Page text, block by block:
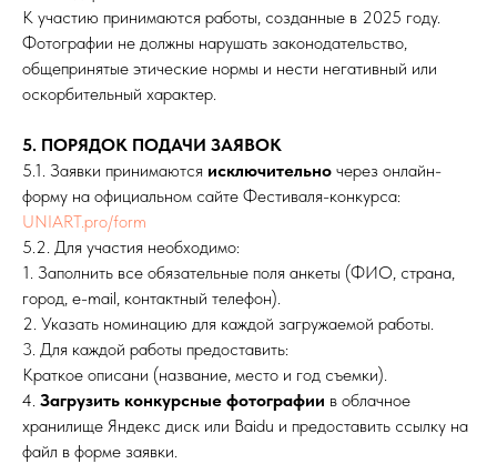
К участию принимаются работы, созданные в 2025 году.
Фотографии не должны нарушать законодательство,
общепринятые этические нормы и нести негативный или
оскорбительный характер.
5. ПОРЯДОК ПОДАЧИ ЗАЯВОК
5.1. Заявки принимаются исключительно через онлайн-
форму на официальном сайте Фестиваля-конкурса:
UNIART.pro/form
5.2. Для участия необходимо:
1. Заполнить все обязательные поля анкеты (ФИО, страна,
город, e-mail, контактный телефон).
2. Указать номинацию для каждой загружаемой работы.
3. Для каждой работы предоставить:
Краткое описани (название, место и год съемки).
4. Загрузить конкурсные фотографии в облачное
хранилище Яндекс диск или Baidu и предоставить ссылку на
файл в форме заявки.